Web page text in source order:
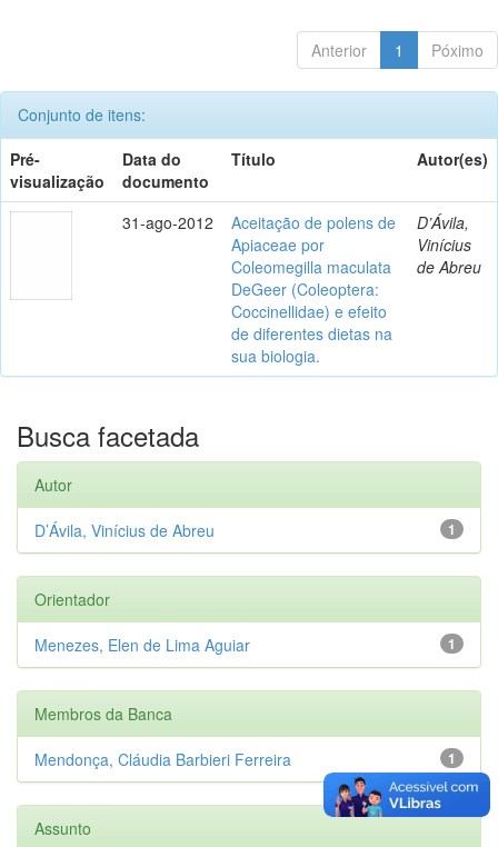
Anterior 1 Póximo
Conjunto de itens:
Pré-
visualização
Data do
documento
Título Autor(es)
31-ago-2012
Aceitação de polens de
Apiaceae por
Coleomegilla maculata
DeGeer (Coleoptera:
Coccinellidae) e efeito
de diferentes dietas na
sua biologia.
D’Ávila,
Vinícius
de Abreu
Busca facetada
Autor
1
D’Ávila, Vinícius de Abreu
Orientador
1
Menezes, Elen de Lima Aguiar
Membros da Banca
1
Mendonça, Cláudia Barbieri Ferreira
Assunto